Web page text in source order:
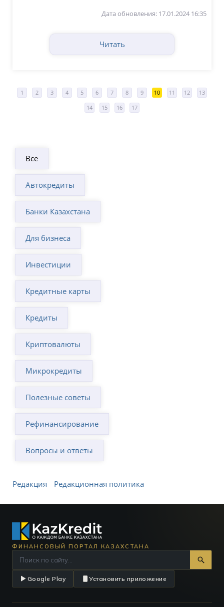
Дата обновления: 17.01.2024 16:35
Читать
1 2 3 4 5 6 7 8 9 10 11 12 13
14 15 16 17
Все
Автокредиты
Банки Казахстана
Для бизнеса
Инвестиции
Кредитные карты
Кредиты
Криптовалюты
Микрокредиты
Полезные советы
Рефинансирование
Вопросы и ответы
Редакция Редакционная политика
ФИНАНСОВЫЙ ПОРТАЛ КАЗАХСТАНА
Google Play Установить приложение